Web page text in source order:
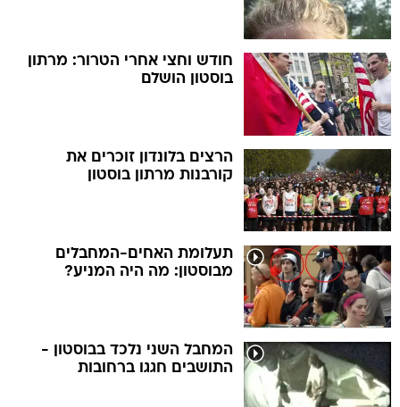
חודש וחצי אחרי הטרור: מרתון
בוסטון הושלם
הרצים בלונדון זוכרים את
קורבנות מרתון בוסטון
תעלומת האחים-המחבלים
מבוסטון: מה היה המניע?
המחבל השני נלכד בבוסטון -
התושבים חגגו ברחובות